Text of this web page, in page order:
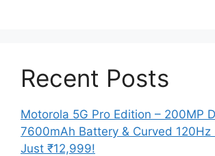
Recent Posts
Motorola 5G Pro Edition – 200MP
7600mAh Battery & Curved 120Hz
Just ₹12,999!